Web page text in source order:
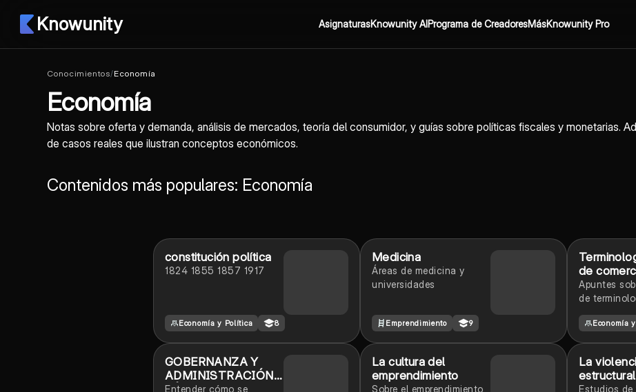
Knowunity AsignaturasKnowunity AIPrograma de CreadoresMásKnowunity Pro
Conocimientos/Economía
Economía
Notas sobre oferta y demanda, análisis de mercados, teoría del consumidor, y guías sobre políticas fiscales y monetarias.
de casos reales que ilustran conceptos económicos.
Contenidos más populares: Economía
constitución política
1824 1855 1857 1917
Economía y Política 8
Medicina
Áreas de medicina y
universidades
Emprendimiento 9
de
Apuntes
de
colombia
Economía
GOBERNANZA Y
ADMINISTRACIÓN
PÚBLICA
Entender cómo se
La cultura del
emprendimiento
Sobre el emprendimiento
La
de Johan
Estudios de